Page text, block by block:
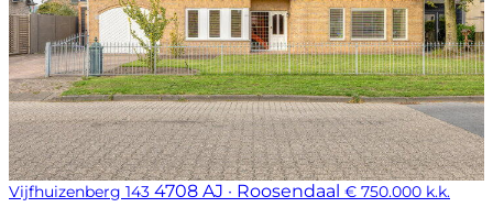
Vijfhuizenberg 143 4708 AJ · Roosendaal € 750.000 k.k.